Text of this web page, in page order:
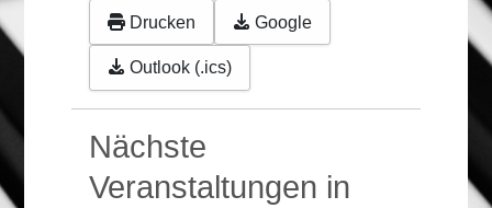
Drucken Google
Outlook (.ics)
Nächste
Veranstaltungen in